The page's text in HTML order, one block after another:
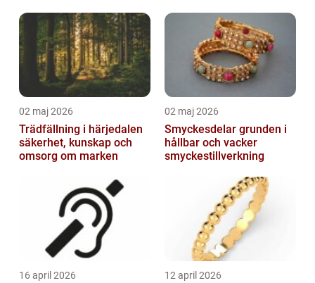
02 maj 2026
Trädfällning i härjedalen
säkerhet, kunskap och
omsorg om marken
02 maj 2026
Smyckesdelar grunden i
hållbar och vacker
smyckestillverkning
16 april 2026 12 april 2026